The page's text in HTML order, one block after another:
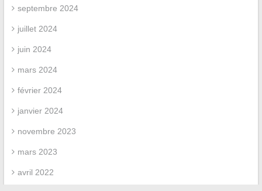
septembre 2024
juillet 2024
juin 2024
mars 2024
février 2024
janvier 2024
novembre 2023
mars 2023
avril 2022